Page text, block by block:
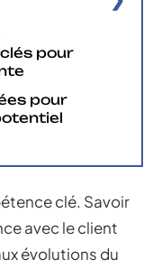
pour
pour
clé. Savoir
avec le client
évolutions du